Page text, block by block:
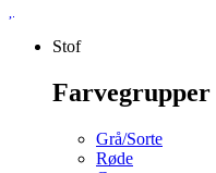
Stof
Farvegrupper
Grå/Sorte
Røde